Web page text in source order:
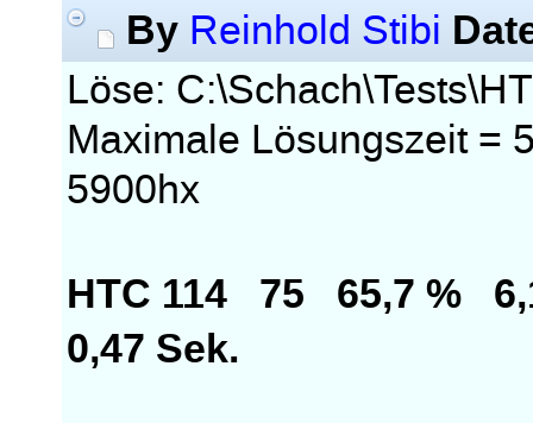
By Reinhold Stibi
Löse:
Maximale Lösungszeit =
5900hx
HTC 114 75 65,7 %
0,47 Sek.